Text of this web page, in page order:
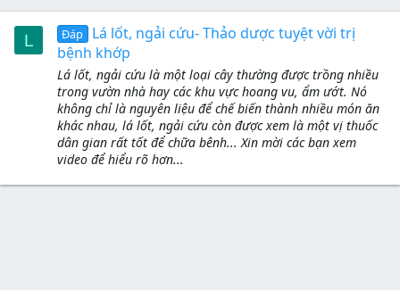
L Đáp
Lá lốt, ngải cứu- Thảo dược tuyệt vời trị
bệnh khớp
Lá lốt, ngải cứu là một loại cây thường được trồng nhiều
trong vườn nhà hay các khu vực hoang vu, ẩm ướt. Nó
không chỉ là nguyên liệu để chế biến thành nhiều món ăn
khác nhau, lá lốt, ngải cứu còn được xem là một vị thuốc
dân gian rất tốt để chữa bênh... Xin mời các bạn xem
video để hiểu rõ hơn...